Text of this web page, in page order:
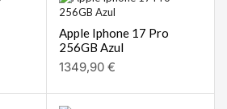
Apple Iphone 17 Pro
256GB Azul
1349,90 €